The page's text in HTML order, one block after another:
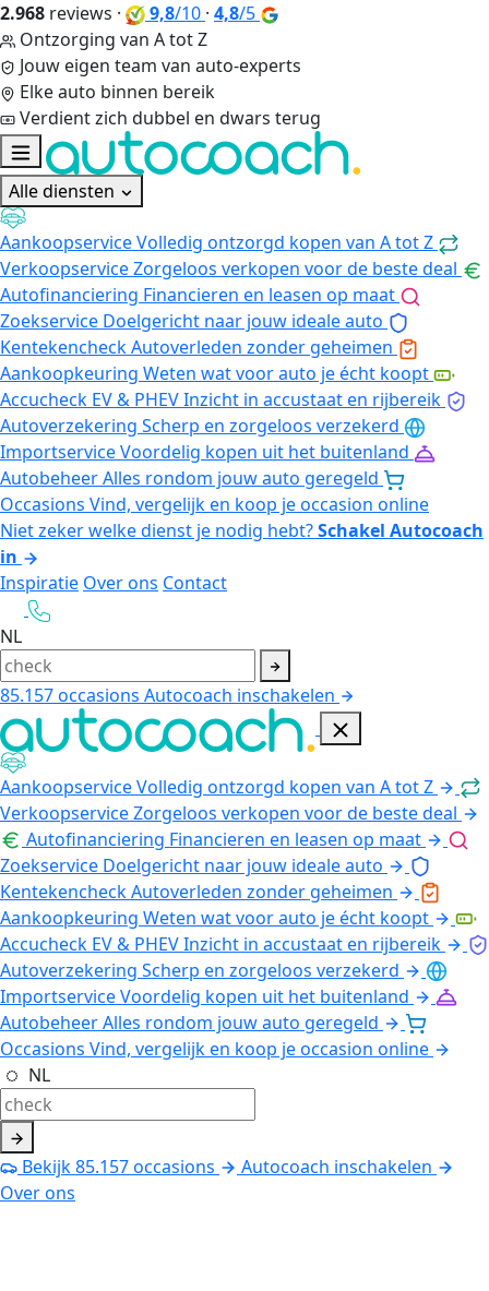
2.968 reviews · 9,8/10 · 4,8/5
Ontzorging van A tot Z
Jouw eigen team van auto-experts
Elke auto binnen bereik
Verdient zich dubbel en dwars terug
Alle diensten
AankoopserviceVolledig ontzorgd kopen van A tot Z
VerkoopserviceZorgeloos verkopen voor de beste deal
Autofinanciering Financieren en leasen op maat
Zoekservice Doelgericht naar jouw ideale auto
KentekencheckAutoverleden zonder geheimen
Aankoopkeuring Weten wat voor auto je écht koopt
Accucheck EV & PHEVInzicht in accustaat en rijbereik
Autoverzekering Scherp en zorgeloos verzekerd
ImportserviceVoordelig kopen uit het buitenland
AutobeheerAlles rondom jouw auto geregeld
Occasions Vind, vergelijk en koop je occasion online
Niet zeker welke dienst je nodig hebt?Schakel Autocoach
in
Inspiratie Over ons Contact
NL
85.157occasions Autocoach inschakelen
AankoopserviceVolledig ontzorgd kopen van A tot Z
VerkoopserviceZorgeloos verkopen voor de beste deal
Autofinanciering Financieren en leasen op maat
Zoekservice Doelgericht naar jouw ideale auto
KentekencheckAutoverleden zonder geheimen
Aankoopkeuring Weten wat voor auto je écht koopt
Accucheck EV & PHEVInzicht in accustaat en rijbereik
Autoverzekering Scherp en zorgeloos verzekerd
ImportserviceVoordelig kopen uit het buitenland
AutobeheerAlles rondom jouw auto geregeld
Occasions Vind, vergelijk en koop je occasion online
NL
Bekijk85.157occasions
Autocoach inschakelen
Over ons